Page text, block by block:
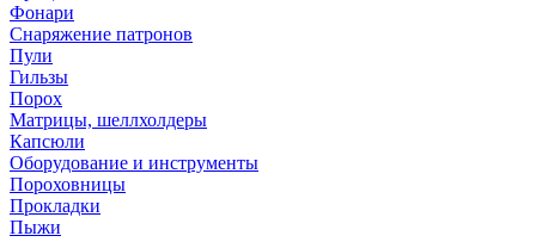
Фонари
Снаряжение патронов
Пули
Гильзы
Порох
Матрицы, шеллхолдеры
Капсюли
Оборудование и инструменты
Пороховницы
Прокладки
Пыжи